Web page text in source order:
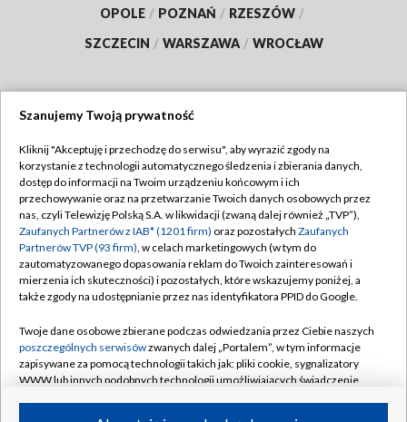
OPOLE / POZNAŃ / RZESZÓW /
SZCZECIN / WARSZAWA / WROCŁAW
TVP
Abonament TVP
Emisja w TVP
Centrum informacji TVP
Naziemna Telewizja Cyfrowa
Rada Programowa
System NOS
Informacje o nadawcy
Regulamin TVP
Polityka prywatności
Moje zgody
Pomoc
Kontakt
Kanały
Szanujemy Twoją prywatność
Kliknij "Akceptuję i przechodzę do serwisu", aby wyrazić zgody na
korzystanie z technologii automatycznego śledzenia i zbierania danych,
dostęp do informacji na Twoim urządzeniu końcowym i ich
przechowywanie oraz na przetwarzanie Twoich danych osobowych przez
nas, czyli Telewizję Polską S.A. w likwidacji (zwaną dalej również „TVP”),
Zaufanych Partnerów z IAB* (1201 firm) oraz pozostałych Zaufanych
Partnerów TVP (93 firm), w celach marketingowych (w tym do
zautomatyzowanego dopasowania reklam do Twoich zainteresowań i
mierzenia ich skuteczności) i pozostałych, które wskazujemy poniżej, a
także zgody na udostępnianie przez nas identyfikatora PPID do Google.
Twoje dane osobowe zbierane podczas odwiedzania przez Ciebie naszych
poszczególnych serwisówzwanych dalej „Portalem”, w tym informacje
zapisywane za pomocą technologii takich jak: pliki cookie, sygnalizatory
WWW lub innych podobnych technologii umożliwiających świadczenie